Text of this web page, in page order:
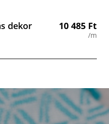
dekor 10 485 Ft
/m